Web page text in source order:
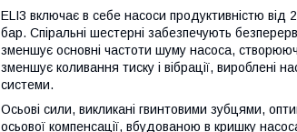
ELI3 включає в себе насоси продуктивністю
бар. Спіральні шестерні забезпечують
зменшує основні частоти шуму насоса,
зменшує коливання тиску і вібрації,
системи.
Осьові сили, викликані гвинтовими зубцями,
осьової компенсації, вбудованою в кришку